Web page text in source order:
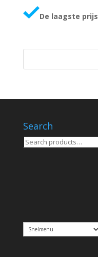
De laagste prijs
Search
Zoeken